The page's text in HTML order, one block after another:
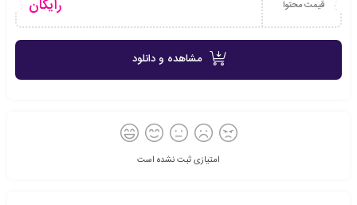
قیمت محتوا رایگان
مشاهده و دانلود
امتیازی ثبت نشده است